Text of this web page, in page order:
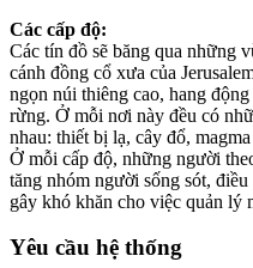
Các cấp độ:
Các tín đồ sẽ băng qua những
cánh đồng cổ xưa của
ngọn núi thiêng cao, hang
rừng. Ở mỗi nơi này đều có
nhau: thiết bị lạ, cây đổ,
Ở mỗi cấp độ, những người
tăng nhóm người sống sót,
gây khó khăn cho việc quản lý
Yêu cầu hệ thống